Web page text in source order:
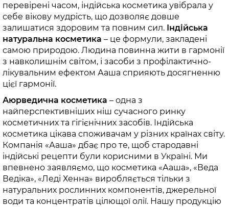
перевірені часом, індійська косметика увібрала у
себе вікову мудрість, що дозволяє довше
залишатися здоровим та повним сил. Індійська
натуральна косметика – це формули, закладені
самою природою. Людина повинна жити в гармонії
з навколишнім світом, і засоби з профілактично-
лікувальним ефектом Ааша сприяють досягненню
цієї гармонії.
Аюрведична косметика – одна з
найперспективніших ніш сучасного ринку
косметичних та гігієнічних засобів. Індійська
косметика цікава споживачам у різних країнах світу.
Компанія «Ааша» дбає про те, щоб стародавні
індійські рецепти були корисними в Україні. Ми
впевнено заявляємо, що косметика «Ааша», «Веда
Ведіка», «Леді Хенна» виробляється тільки з
натуральних рослинних компонентів, джерельної
води та концентратів цілющої олії. Нашу продукцію